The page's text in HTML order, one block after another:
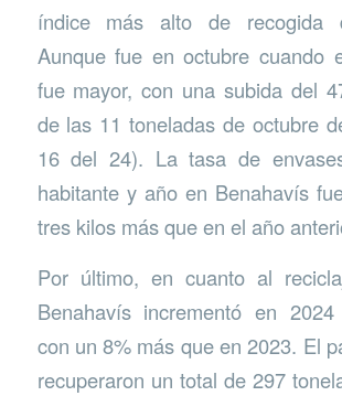
índice más alto de recogida
Aunque fue en octubre cuando
fue mayor, con una subida del
de las 11 toneladas de octubre
16 del 24). La tasa de
habitante y año en Benahavís
tres kilos más que en el año
Por último, en cuanto al
Benahavís incrementó en
con un 8% más que en 2023. El
recuperaron un total de 297